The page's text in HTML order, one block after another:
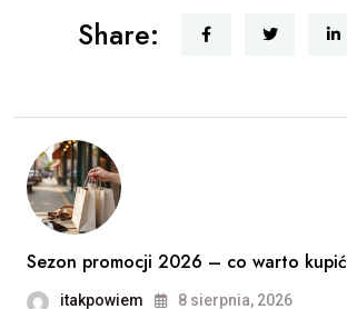
Share:
Sezon promocji 2026 – co warto kupić
itakpowiem 8 sierpnia, 2026